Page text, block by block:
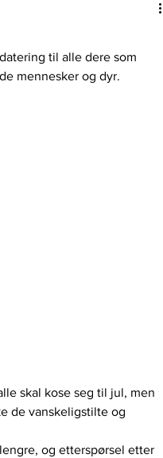
til alle dere som
mennesker og dyr.
skal kose seg til jul, men
de vanskeligstilte og
og etterspørsel etter